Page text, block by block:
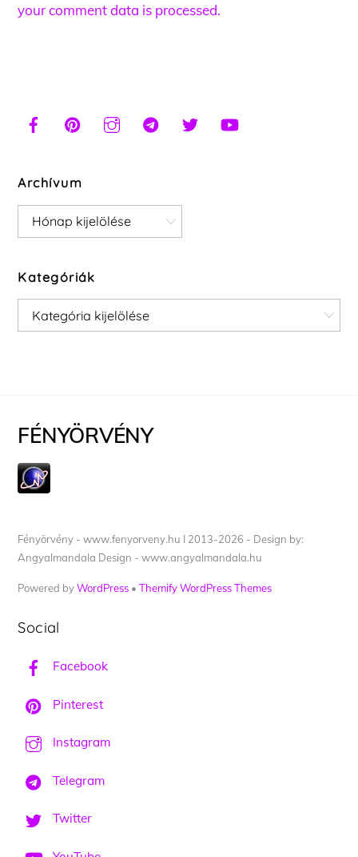
your comment data is processed.
Archívum
Archívum
Kategóriák
Kategóriák
FÉNYÖRVÉNY
Fényörvény - www.fenyorveny.hu I 2013-2026 - Design by:
Angyalmandala Design - www.angyalmandala.hu
Powered byWordPress •Themify WordPress Themes
Social
Facebook
Pinterest
Instagram
Telegram
Twitter